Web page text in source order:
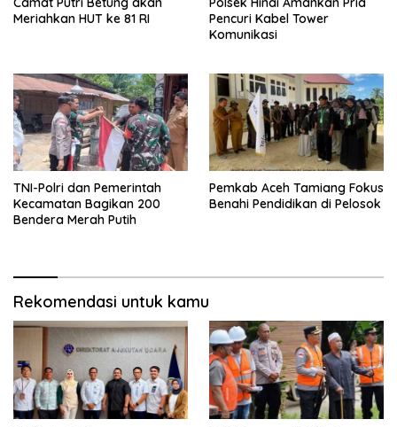
Meriahkan HUT ke 81 RI
Pencuri Kabel Tower
Komunikasi
TNI-Polri dan Pemerintah
Kecamatan Bagikan 200
Bendera Merah Putih
Pemkab Aceh Tamiang Fokus
Benahi Pendidikan di Pelosok
Rekomendasi untuk kamu